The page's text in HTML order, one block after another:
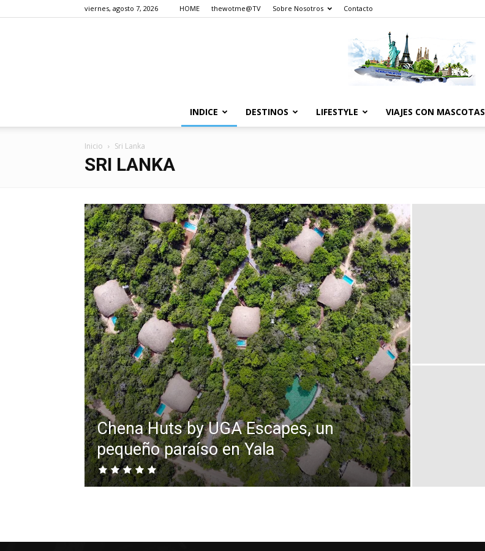
viernes, agosto 7, 2026 HOME thewotme@TV Sobre Nosotros Contacto
The
World
My
INDICE DESTINOS LIFESTYLE VIAJES CON MASCOTAS
Inicio Sri Lanka
SRI LANKA
Chena Huts by UGA Escapes, un
pequeño paraíso en Yala